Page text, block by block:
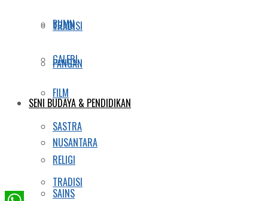
TRADISI
GALERI
FILM
SASTRA
RELIGI
SAINS
BUMN
PANGAN
SENI BUDAYA & PENDIDIKAN
NUSANTARA
TRADISI